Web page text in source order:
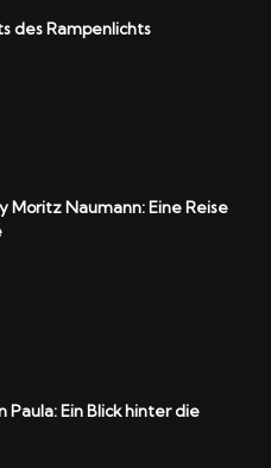
des Rampenlichts
Moritz Naumann: Eine Reise
Paula: Ein Blick hinter die